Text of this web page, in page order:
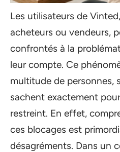
Les utilisateurs de
acheteurs ou vendeurs,
confrontés à la
leur compte. Ce
multitude de personnes,
sachent exactement
restreint. En effet,
ces blocages est
désagréments. Dans un